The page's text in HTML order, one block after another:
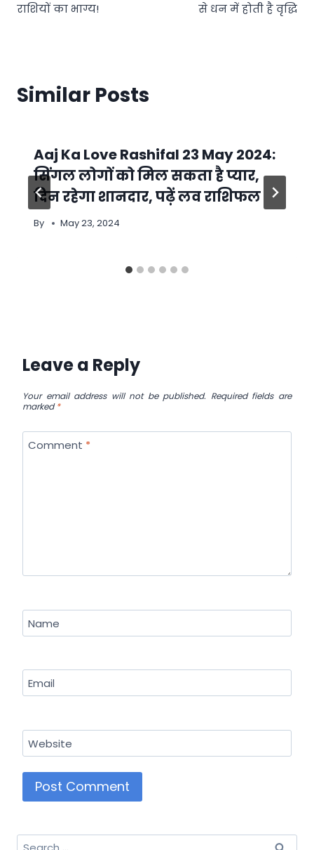
राशियों का भाग्य!
से धन में होती है वृद्धि
Similar Posts
Aaj Ka Love Rashifal 23 May 2024:
सिंगल लोगों को मिल सकता है प्यार,
दिन रहेगा शानदार, पढ़ें लव राशिफल
By May 23, 2024
Leave a Reply
Your email address will not be published. Required fields are
marked*
Comment *
Name
Email
Website
Search